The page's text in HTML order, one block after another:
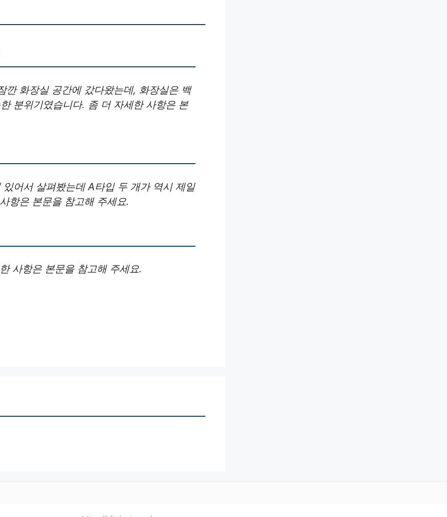
깐 화장실 공간에 갔다왔는데, 화장실은 백
분위기였습니다. 좀 더 자세한 사항은 본
어서 살펴봤는데 A타입 두 개가 역시 제일
항은 본문을 참고해 주세요.
사항은 본문을 참고해 주세요.